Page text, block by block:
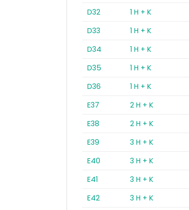
D32
1 H + K
D33
1 H + K
D34
1 H + K
D35
1 H + K
D36
1 H + K
E37
2 H + K
E38
2 H + K
E39
3 H + K
E40
3 H + K
E41
3 H + K
E42
3 H + K